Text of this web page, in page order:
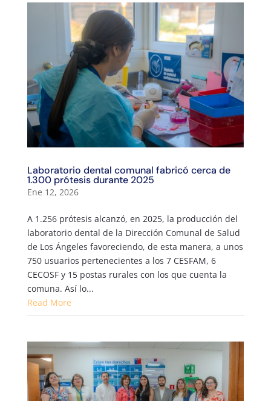
Laboratorio dental comunal fabricó cerca de
1.300 prótesis durante 2025
Ene 12, 2026
A 1.256 prótesis alcanzó, en 2025, la producción del
laboratorio dental de la Dirección Comunal de Salud
de Los Ángeles favoreciendo, de esta manera, a unos
750 usuarios pertenecientes a los 7 CESFAM, 6
CECOSF y 15 postas rurales con los que cuenta la
comuna. Así lo...
Read More